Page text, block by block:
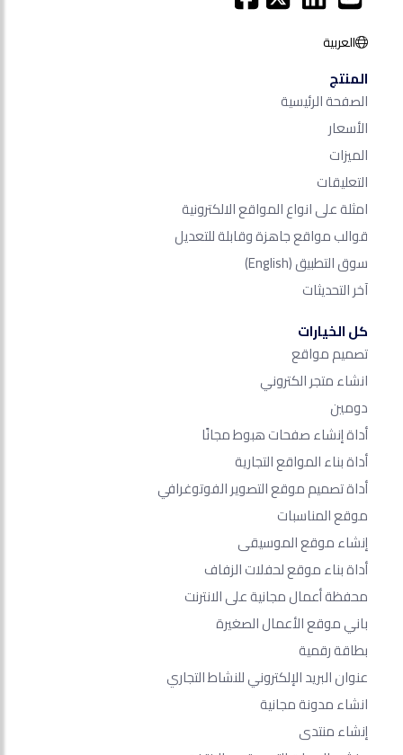
العربية
المنتج
الصفحة الرئيسية
الأسعار
الميزات
التعليقات
امثلة على انواع المواقع الالكترونية
قوالب مواقع جاهزة وقابلة للتعديل
سوق التطبيق(English)
آخر التحديثات
كل الخيارات
تصميم مواقع
انشاء متجر الكتروني
دومين
أداة إنشاء صفحات هبوط مجانًا
أداة بناء المواقع التجارية
أداة تصميم موقع التصوير الفوتوغرافي
موقع المناسبات
إنشاء موقع الموسيقى
أداة بناء موقع لحفلات الزفاف
محفظة أعمال مجانية على الانترنت
باني موقع الأعمال الصغيرة
بطاقة رقمية
عنوان البريد الإلكتروني للنشاط التجاري
انشاء مدونة مجانية
إنشاء منتدى